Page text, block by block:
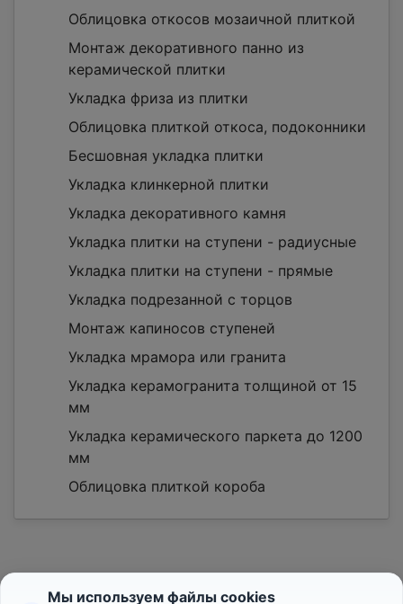
Облицовка откосов мозаичной плиткой
Монтаж декоративного панно из
керамической плитки
Укладка фриза из плитки
Облицовка плиткой откоса, подоконники
Бесшовная укладка плитки
Укладка клинкерной плитки
Укладка декоративного камня
Укладка плитки на ступени - радиусные
Укладка плитки на ступени - прямые
Укладка подрезанной с торцов
Монтаж капиносов ступеней
Укладка мрамора или гранита
Укладка керамогранита толщиной от 15
мм
Укладка керамического паркета до 1200
мм
Облицовка плиткой короба
Мы используем файлы cookies